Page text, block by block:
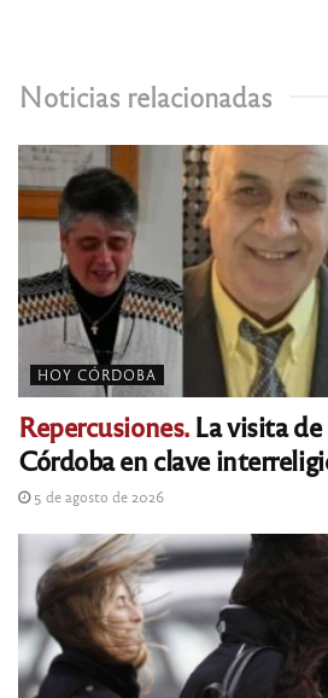
Noticias relacionadas
HOY CÓRDOBA
Repercusiones.La visita de
Córdoba en clave
5 de agosto de 2026